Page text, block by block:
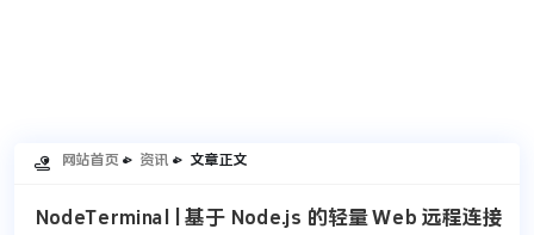
 网站首页 资讯 文章正文
NodeTerminal | 基于 Node.js 的轻量 Web 远程连接